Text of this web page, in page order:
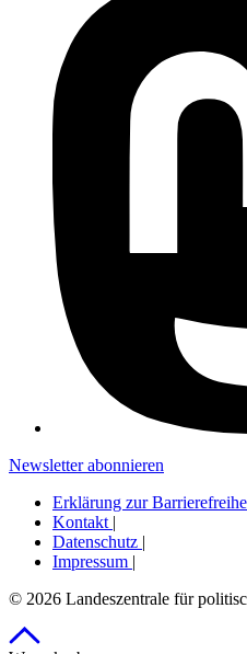
Newsletter abonnieren
Erklärung zur
Kontakt |
Datenschutz |
Impressum |
© 2026 Landeszentrale für